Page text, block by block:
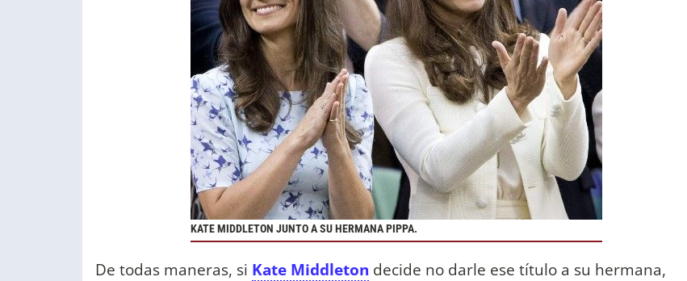
KATE MIDDLETON JUNTO A SU HERMANA PIPPA.
De todas maneras, si Kate Middleton decide no darle ese título a su hermana,